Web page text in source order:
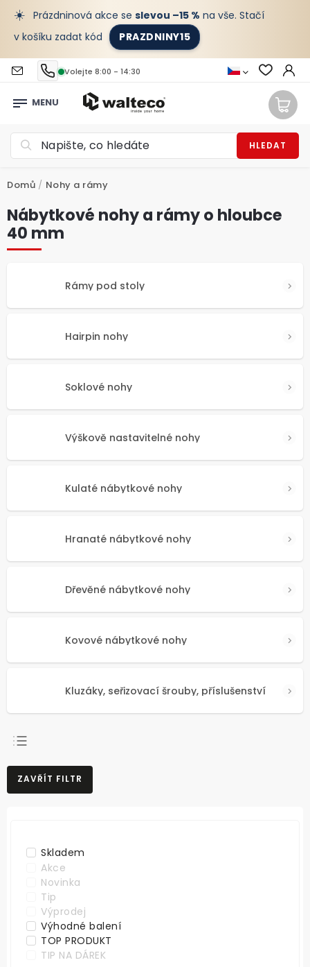
☀️ Prázdninová akce se slevou –15 % na vše. Stačí
v košíku zadat kód
PRAZDNINY15
Volejte 8:00 - 14:30
HLEDAT
Domů / Nohy a rámy
Nábytkové nohy a rámy o hloubce
40 mm
Rámy pod stoly
Hairpin nohy
Soklové nohy
Výškově nastavitelné nohy
Kulaté nábytkové nohy
Hranaté nábytkové nohy
Dřevěné nábytkové nohy
Kovové nábytkové nohy
Kluzáky, seřizovací šrouby, příslušenství
NEJPRODÁVANĚJŠÍ
NEJLEVNĚJŠÍ
ZAVŘÍT FILTR
Skladem
Akce
Novinka
Tip
Výprodej
Výhodné balení
TOP PRODUKT
TIP NA DÁREK